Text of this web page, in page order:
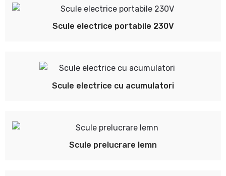
Scule electrice portabile 230V
Scule electrice cu acumulatori
Scule prelucrare lemn